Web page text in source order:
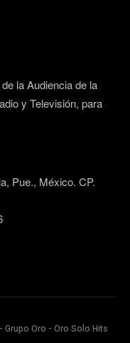
la Audiencia de la
y Televisión, para
Pue., México. CP.
Oro - Oro Solo Hits